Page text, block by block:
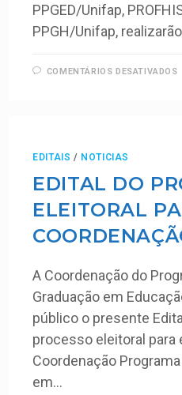
PPGED/Unifap,
PPGH/Unifap,
COMENTÁRIOS DESATIVADOS
EDITAIS / NOTICIAS
EDITAL DO
ELEITORAL
A Coordenação do
Graduação em
público o presente
processo eleitoral para
Coordenação
em…